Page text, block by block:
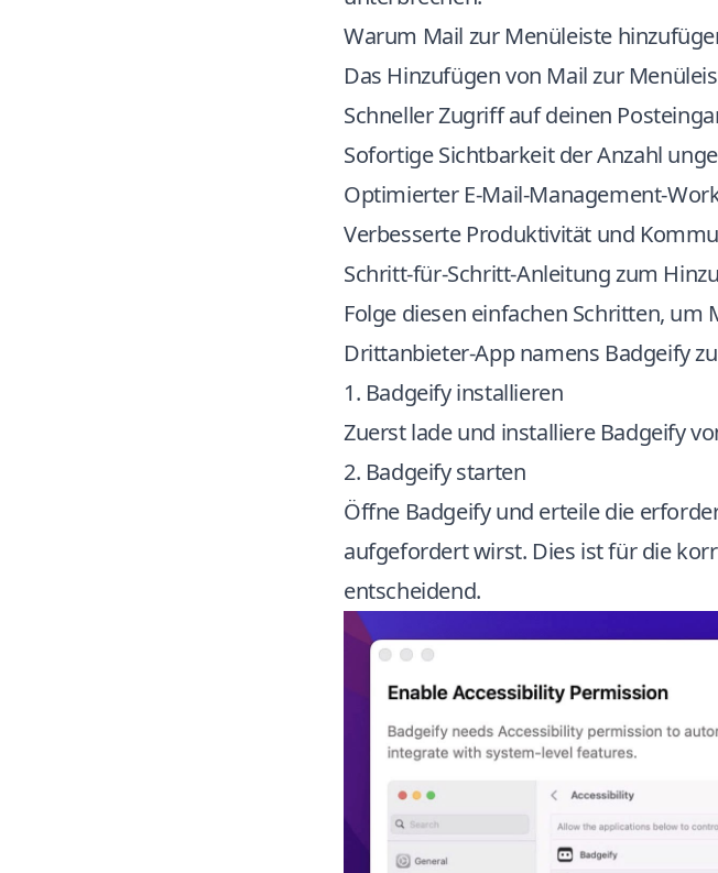
Warum Mail zur Menüleiste
Das Hinzufügen von Mail zur
Schneller Zugriff auf deinen
Sofortige Sichtbarkeit der Anzahl
Optimierter E-Mail-Management-
Verbesserte Produktivität und
Schritt-für-Schritt-Anleitung zum
Folge diesen einfachen Schritten,
Drittanbieter-App namens Badgeify
1. Badgeify installieren
Zuerstladeund installiere Badgeify
2. Badgeify starten
Öffne Badgeify und erteile die
aufgefordert wirst. Dies ist für die
entscheidend.